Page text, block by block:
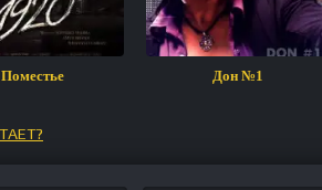
Поместье Дон №1